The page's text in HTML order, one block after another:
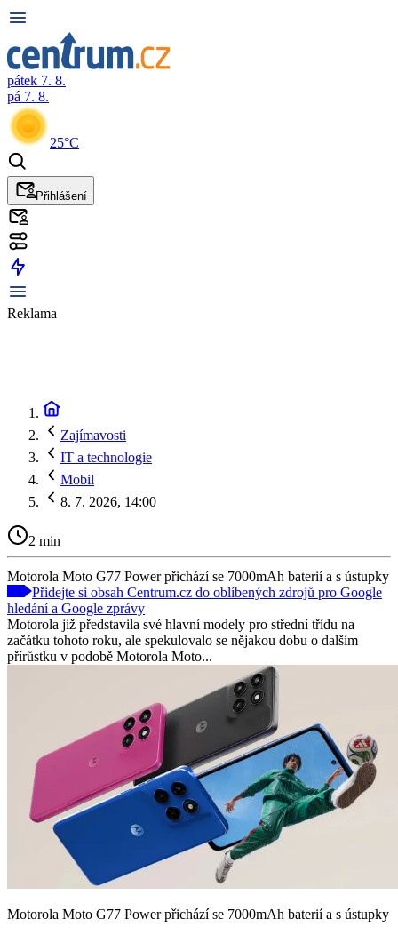
pátek 7. 8.
pá 7. 8.
25°C
Přihlášení
Reklama
Zajímavosti
IT a technologie
Mobil
8. 7. 2026, 14:00
2 min
Motorola Moto G77 Power přichází se 7000mAh baterií a s ústupky
Přidejte si obsah Centrum.cz do oblíbených zdrojů pro Google
hledání a Google zprávy
Motorola již představila své hlavní modely pro střední třídu na
začátku tohoto roku, ale spekulovalo se nějakou dobu o dalším
přírůstku v podobě Motorola Moto...
Motorola Moto G77 Power přichází se 7000mAh baterií a s ústupky